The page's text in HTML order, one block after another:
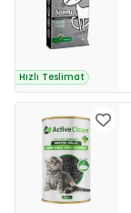
Hızlı Teslimat